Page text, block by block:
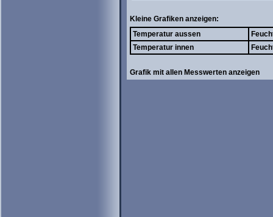
Kleine Grafiken anzeigen:
Temperatur aussen
Temperatur innen
Grafik mit allen Messwerten anzeigen